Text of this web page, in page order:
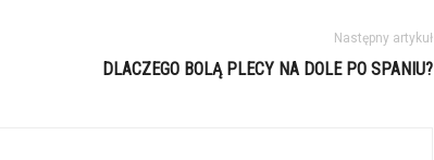
Następny artykuł
DLACZEGO BOLĄ PLECY NA DOLE PO SPANIU?